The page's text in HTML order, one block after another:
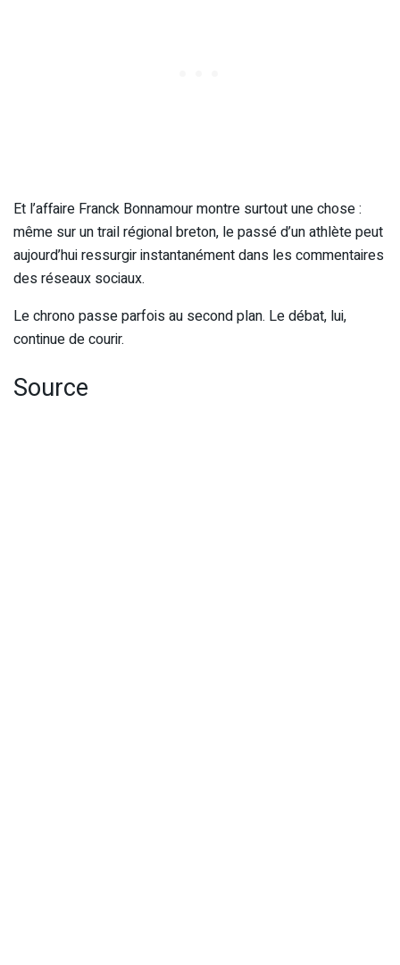
Et l’affaire Franck Bonnamour montre surtout une chose :
même sur un trail régional breton, le passé d’un athlète peut
aujourd’hui ressurgir instantanément dans les commentaires
des réseaux sociaux.
Le chrono passe parfois au second plan. Le débat, lui,
continue de courir.
Source